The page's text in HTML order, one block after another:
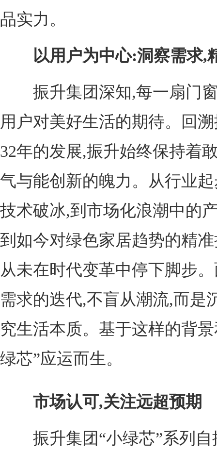
品实力。
以用户为中心:洞察需求,
振升集团深知,每一扇门窗
用户对美好生活的期待。回
32年的发展,振升始终保持着
气与能创新的魄力。从行业
技术破冰,到市场化浪潮中的
到如今对绿色家居趋势的精
从未在时代变革中停下脚步
需求的迭代,不盲从潮流,而是
究生活本质。基于这样的背
绿芯”应运而生。
市场认可,关注远超预期
振升集团“小绿芯”系列自